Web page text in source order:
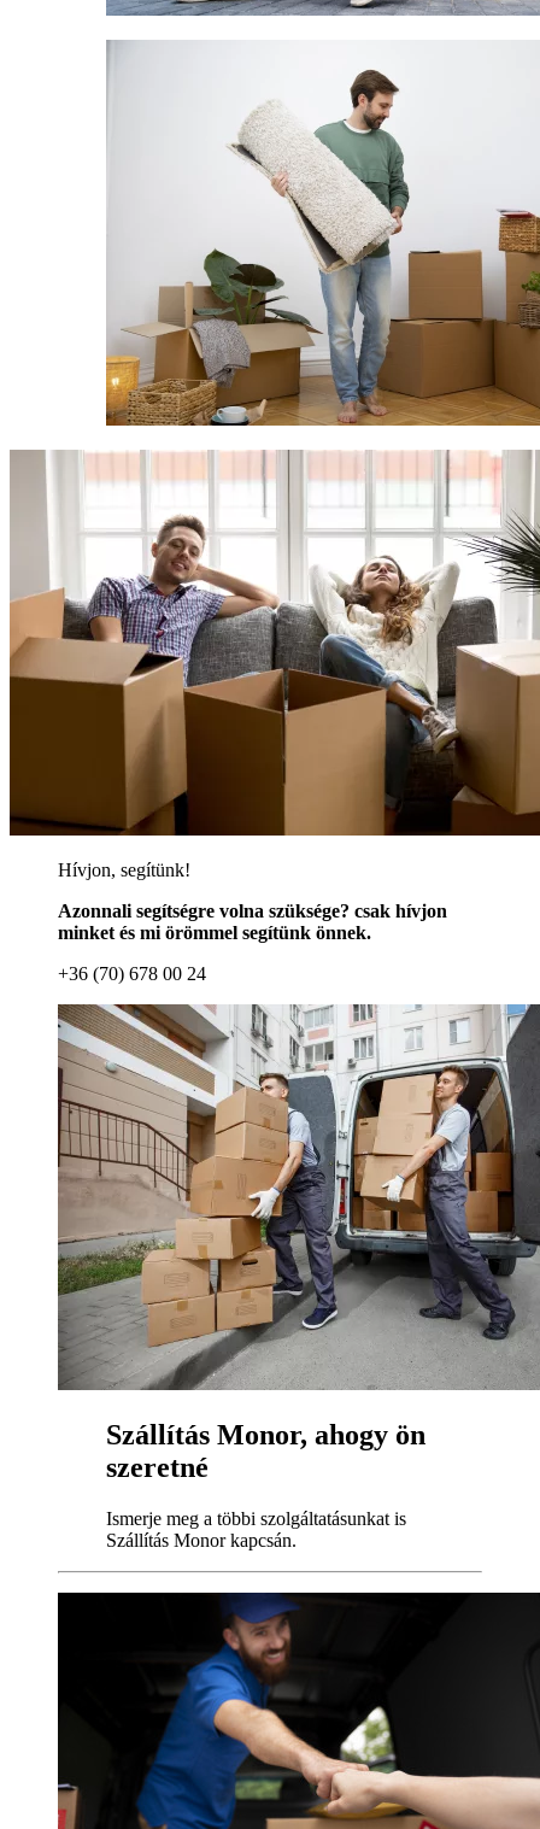
Hívjon, segítünk!
Azonnali segítségre volna szüksége? csak hívjon
minket és mi örömmel segítünk önnek.
+36 (70) 678 00 24
Szállítás Monor, ahogy ön
szeretné
Ismerje meg a többi szolgáltatásunkat is
Szállítás Monor kapcsán.